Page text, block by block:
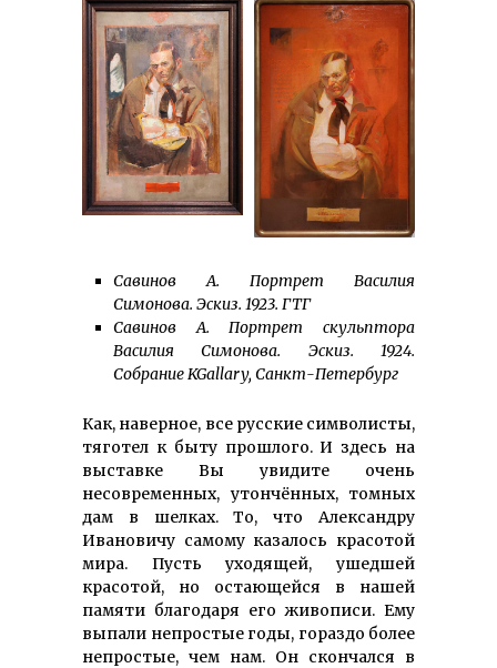
Савинов А. Портрет Василия
Симонова. Эскиз. 1923. ГТГ
Савинов А. Портрет скульптора
Василия Симонова. Эскиз. 1924.
Собрание KGallary, Санкт-Петербург
Как, наверное, все русские символисты,
тяготел к быту прошлого. И здесь на
выставке Вы увидите очень
несовременных, утончённых, томных
дам в шелках. То, что Александру
Ивановичу самому казалось красотой
мира. Пусть уходящей, ушедшей
красотой, но остающейся в нашей
памяти благодаря его живописи. Ему
выпали непростые годы, гораздо более
непростые, чем нам. Он скончался в